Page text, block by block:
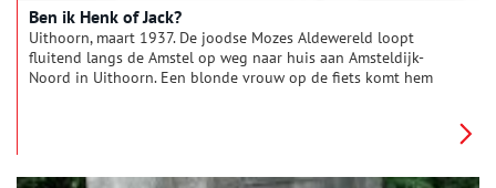
Ben ik Henk of Jack?
Uithoorn, maart 1937. De joodse Mozes Aldewereld loopt
fluitend langs de Amstel op weg naar huis aan Amsteldijk-
Noord in Uithoorn. Een blonde vrouw op de fiets komt hem
vader”.